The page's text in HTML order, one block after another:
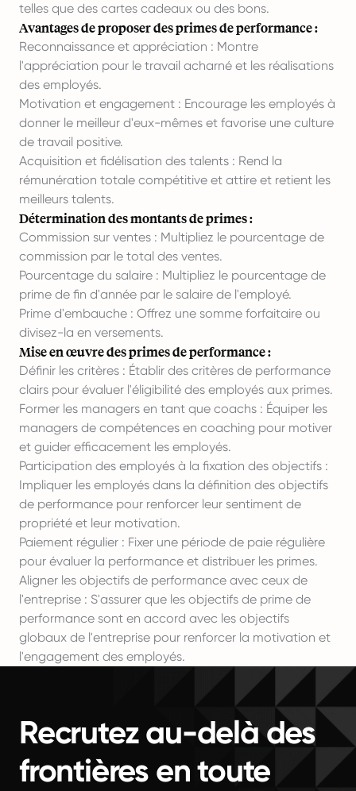
telles que des cartes cadeaux ou des bons.
Avantages de proposer des primes de performance :
Reconnaissance et appréciation : Montre
l'appréciation pour le travail acharné et les réalisations
des employés.
Motivation et engagement : Encourage les employés à
donner le meilleur d'eux-mêmes et favorise une culture
de travail positive.
Acquisition et fidélisation des talents : Rend la
rémunération totale compétitive et attire et retient les
meilleurs talents.
Détermination des montants de primes :
Commission sur ventes : Multipliez le pourcentage de
commission par le total des ventes.
Pourcentage du salaire : Multipliez le pourcentage de
prime de fin d'année par le salaire de l'employé.
Prime d'embauche : Offrez une somme forfaitaire ou
divisez-la en versements.
Mise en œuvre des primes de performance :
Définir les critères : Établir des critères de performance
clairs pour évaluer l'éligibilité des employés aux primes.
Former les managers en tant que coachs : Équiper les
managers de compétences en coaching pour motiver
et guider efficacement les employés.
Participation des employés à la fixation des objectifs :
Impliquer les employés dans la définition des objectifs
de performance pour renforcer leur sentiment de
propriété et leur motivation.
Paiement régulier : Fixer une période de paie régulière
pour évaluer la performance et distribuer les primes.
Aligner les objectifs de performance avec ceux de
l'entreprise : S'assurer que les objectifs de prime de
performance sont en accord avec les objectifs
globaux de l'entreprise pour renforcer la motivation et
l'engagement des employés.
Recrutez au-delà des
frontières en toute